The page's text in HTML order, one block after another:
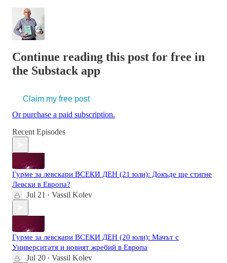
Continue reading this post for free in
the Substack app
Claim my free post
Or purchase a paid subscription.
Recent Episodes
Гурме за левскари ВСЕКИ ДЕН (21 юли): Докъде ще стигне
Левски в Европа?
Jul 21 • Vassil Kolev
Гурме за левскари ВСЕКИ ДЕН (20 юли): Мачът с
Университатя и новият жребий в Европа
Jul 20 • Vassil Kolev